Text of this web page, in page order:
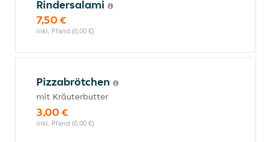
Rindersalami
7,50 €
inkl. Pfand (0,00 €)
Pizzabrötchen
mit Kräuterbutter
3,00 €
inkl. Pfand (0,00 €)